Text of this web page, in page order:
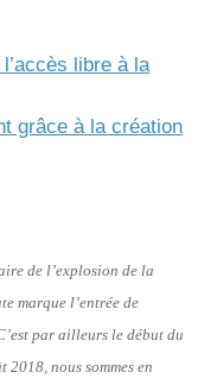
libre à la
grâce à la création
de l’explosion de la
marque l’entrée de
par ailleurs le début du
nous sommes en